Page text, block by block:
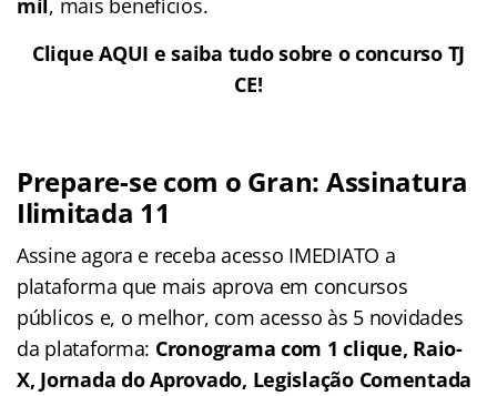
mil , mais benefícios.
Clique AQUI e saiba tudo sobre o concurso TJ
CE!
Prepare-se com o Gran: Assinatura
Ilimitada 11
Assine agora e receba acesso IMEDIATO a
plataforma que mais aprova em concursos
públicos e, o melhor, com acesso às 5 novidades
da plataforma: Cronograma com 1 clique, Raio-
X, Jornada do Aprovado, Legislação Comentada